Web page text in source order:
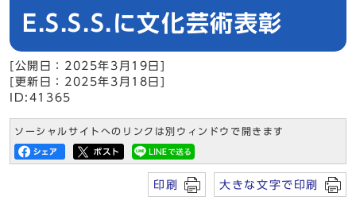
E.S.S.S.に文化芸術表彰
[公開日：2025年3月19日]
[更新日：2025年3月18日]
ID:41365
ソーシャルサイトへのリンクは別ウィンドウで開きます
印刷 大きな文字で印刷